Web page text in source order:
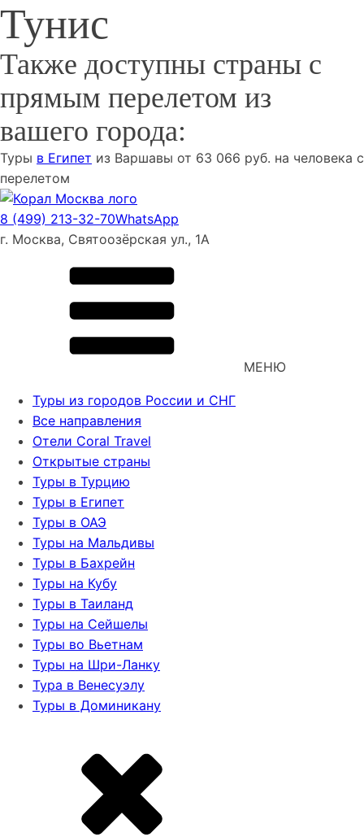
Тунис
Также доступны страны с
прямым перелетом из
вашего города:
Туры в Египет из Варшавы от 63 066 руб. на человека с
перелетом
8 (499) 213-32-70WhatsApp
г. Москва, Святоозёрская ул., 1А
МЕНЮ
Туры из городов России и СНГ
Все направления
Отели Coral Travel
Открытые страны
Туры в Турцию
Туры в Египет
Туры в ОАЭ
Туры на Мальдивы
Туры в Бахрейн
Туры на Кубу
Туры в Таиланд
Туры на Сейшелы
Туры во Вьетнам
Туры на Шри-Ланку
Тура в Венесуэлу
Туры в Доминикану